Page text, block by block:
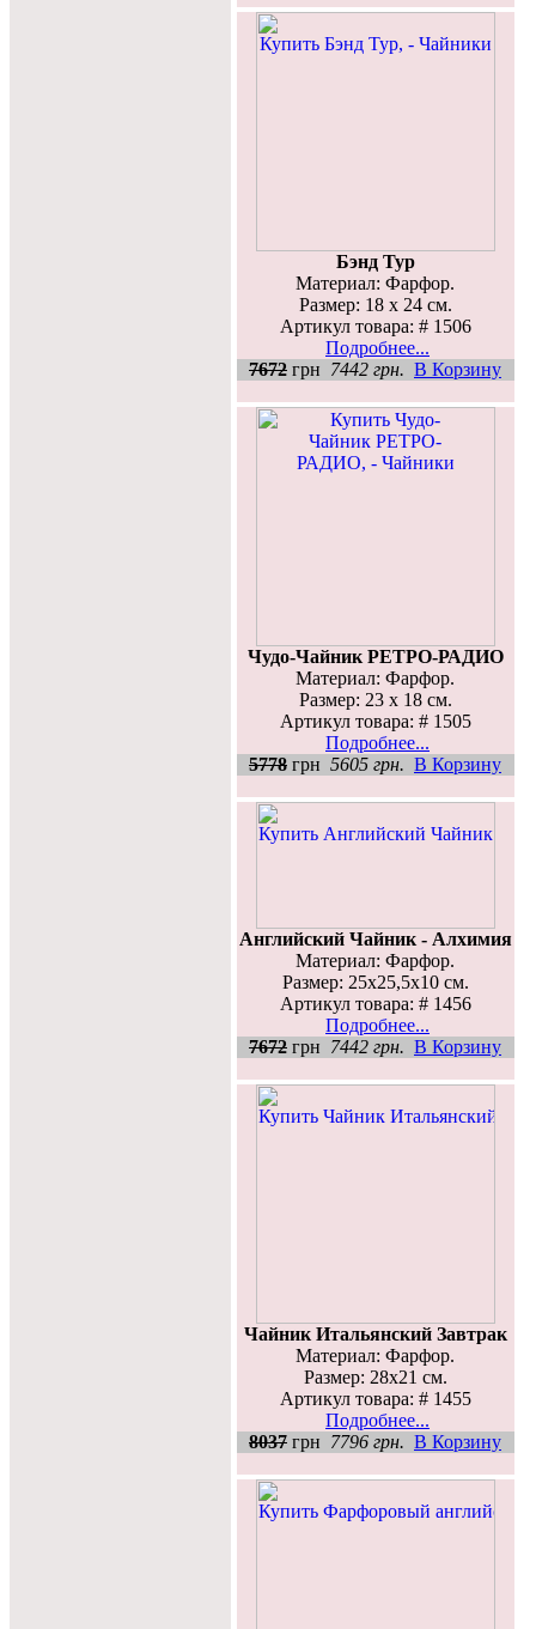
Бэнд Тур
Материал: Фарфор.
Размер: 18 х 24 см.
Артикул товара: # 1506
Подробнее...
7672 грн 7442 грн. В Корзину
Чудо-Чайник РЕТРО-РАДИО
Материал: Фарфор.
Размер: 23 х 18 см.
Артикул товара: # 1505
Подробнее...
5778 грн 5605 грн. В Корзину
Английский Чайник - Алхимия
Материал: Фарфор.
Размер: 25х25,5х10 см.
Артикул товара: # 1456
Подробнее...
7672 грн 7442 грн. В Корзину
Чайник Итальянский Завтрак
Материал: Фарфор.
Размер: 28х21 см.
Артикул товара: # 1455
Подробнее...
8037 грн 7796 грн. В Корзину